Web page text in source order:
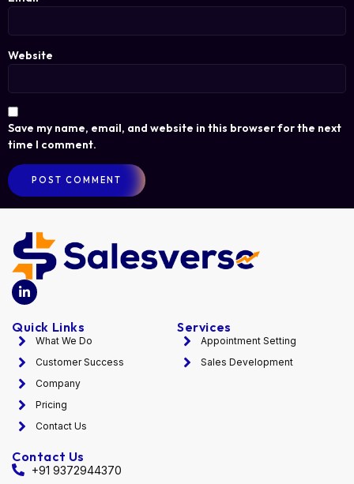
Website
Save my name, email, and website in this browser for the next
time I comment.
Quick Links
What We Do
Customer Success
Company
Pricing
Contact Us
Services
Appointment Setting
Sales Development
Contact Us
+91 9372944370